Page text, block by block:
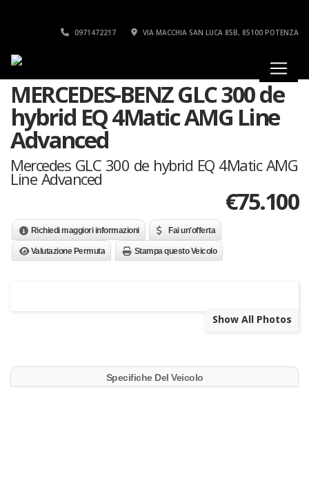
0971472217 VIA MACCHIA SAN LUCA 85B, 85100 POTENZA
MERCEDES-BENZ GLC 300 de
hybrid EQ 4Matic AMG Line
Advanced
Mercedes GLC 300 de hybrid EQ 4Matic AMG
Line Advanced
€75.100
Richiedi maggiori informazioni Fai un'offerta
Valutazione Permuta Stampa questo Veicolo
Show All Photos
Specifiche Del Veicolo